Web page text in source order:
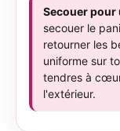
Secouer pour
secouer le
retourner les
uniforme sur
tendres à
l'extérieur.